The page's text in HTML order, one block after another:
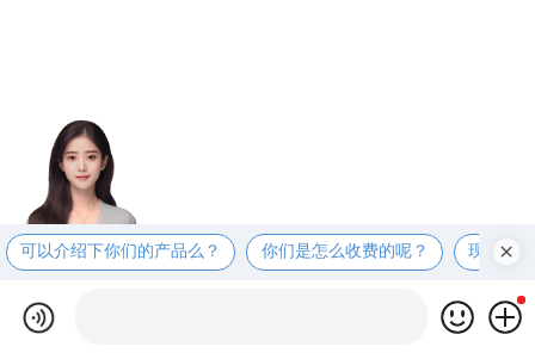
可以介绍下你们的产品么？ 你们是怎么收费的呢？ 现在有